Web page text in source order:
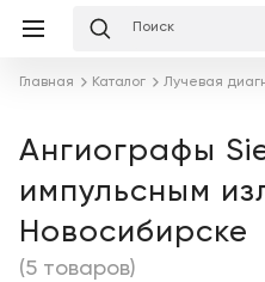
Клиника
ключ
Готовый
кабинет
ваш
Лизинг
Льготное
кредитование
Главная Каталог Лучевая
Ангиографы
импульсным
Новосибирске
(5 товаров)